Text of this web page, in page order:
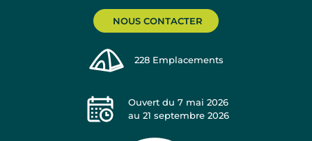
NOUS CONTACTER
228 Emplacements
Ouvert du 7 mai 2026
au 21 septembre 2026